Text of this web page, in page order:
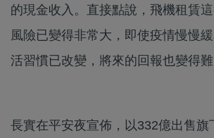
的現金收入。直接點說，飛機租賃這
風險已變得非常大，即使疫情慢慢
活習慣已改變，將來的回報也變得難
長實在平安夜宣佈，以332億出售旗